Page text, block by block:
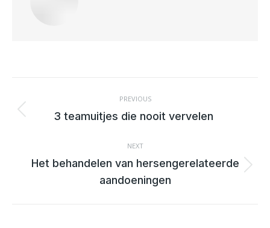
NAVIGATION
PREVIOUS
Previous
3 teamuitjes die nooit vervelen
NEXT
Next
post:
Het behandelen van hersengerelateerde
aandoeningen